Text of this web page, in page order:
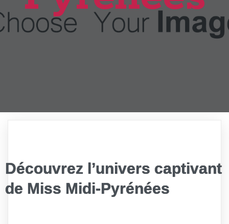
Découvrez l’univers captivant
de Miss Midi-Pyrénées